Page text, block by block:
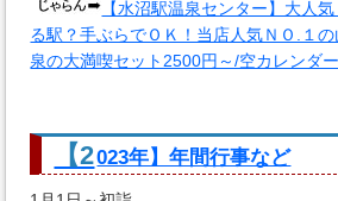
【水沼駅温泉センター】大人
る駅？手ぶらでＯＫ！当店人気ＮＯ.１
泉の大満喫セット2500円～/空カレンダ
【2023年】年間行事など